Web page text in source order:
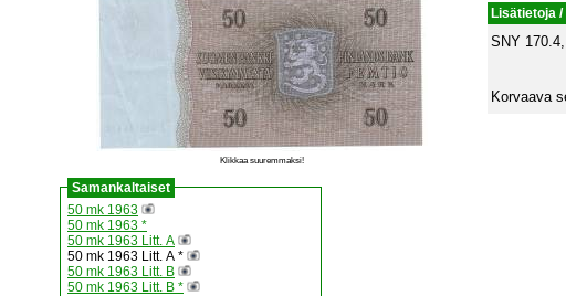
Klikkaa suuremmaksi!
Samankaltaiset
50 mk 1963
50 mk 1963 *
50 mk 1963 Litt. A
50 mk 1963 Litt. A *
50 mk 1963 Litt. B
50 mk 1963 Litt. B *
Lisätietoja
SNY
Korvaava